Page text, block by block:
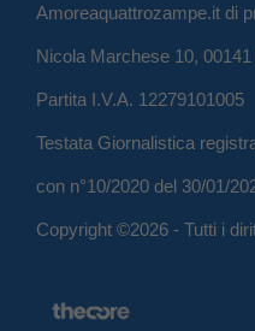
Amoreaquattrozampe.it di
Nicola Marchese 10,
Partita I.V.A. 12279101005
Testata Giornalistica
con n°10/2020 del 30/01/
Copyright ©2026 - Tutti i